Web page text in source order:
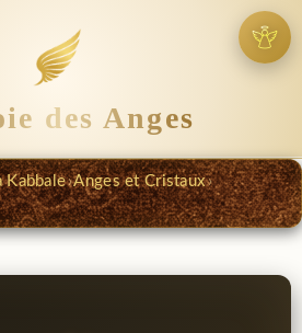
des Anges
Kabbale›Anges et Cristaux›